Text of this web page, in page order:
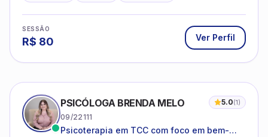
SESSÃO
R$ 80 Ver Perfil
PSICÓLOGA BRENDA MELO 5.0(1)
09/22111
Psicoterapia em TCC com foco em bem-